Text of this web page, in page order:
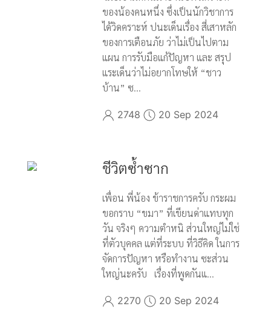
ของน้องคนหนึ่ง ซึ่งเป็นนักวิชาการ
ได้วิดคราะห์ ปนะเด็นเรื่อง สี่เสาหลัก
ของการเตือนภัย ว่าไม่เป็นไปตาม
แผน การรับมือแก้ปัญหา และ สรุป
แระเด็นว่าไม่อยากโทษให้ “ชาว
บ้าน” ซ...
2748 20 Sep 2024
ชีวิตซ้ำซาก
เพื่อน พี่น้อง ข้าราชการครับ กระผม
ขอกราบ “ขมา” ที่เขียนด่าแทบทุก
วัน จริงๆ ความตำหนิ ส่วนใหญ่ไม่ใช่
ที่ตัวบุคคล แต่ที่ระบบ ที่วิธีคิด ในการ
จัดการปัญหา หรือทำงาน ซะส่วน
ใหญ่นะครับ เรื่องที่พูดกันแ...
2270 20 Sep 2024